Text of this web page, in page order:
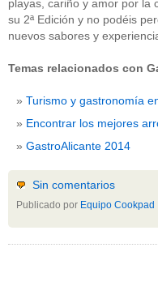
playas, cariño y amor por la
su 2ª Edición y no podéis
nuevos sabores y
Temas relacionados con
Turismo y gastronomía
Encontrar los mejores
GastroAlicante 2014
Sin comentarios
Publicado por Equipo Cookpad